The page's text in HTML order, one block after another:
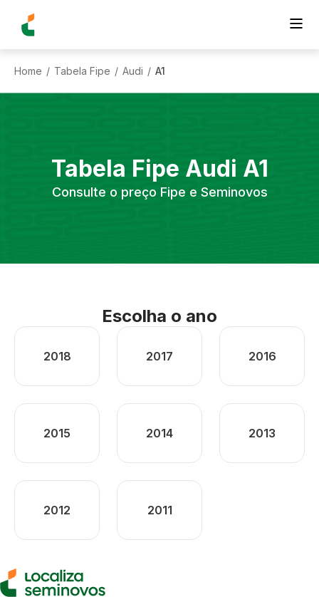
Home / Tabela Fipe / Audi / A1
Tabela Fipe Audi A1
Consulte o preço Fipe e Seminovos
Escolha o ano
2018 2017 2016
2015 2014 2013
2012 2011